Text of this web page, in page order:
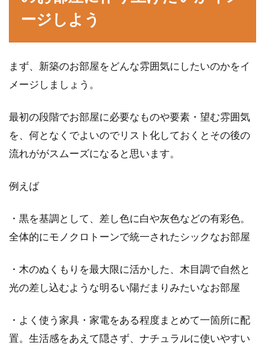
アパートの管理会社の調べ方には、
アパートを選ぶときに、どのような管理会社が
アパートにある洗濯機の防水パンの
も多いので、...
アパートの表札ってどうしてる？豆
知識や作り方をご紹介
アパートに既にお住まいの方や、これからアパ
ートに住もうとお考えの方のなかで、「表札」
ージしよう
まず、新築のお部屋をどんな雰囲気にしたいのかをイ
メージしましょう。
最初の段階でお部屋に必要なものや要素・望む雰囲気
を、何となくでよいのでリスト化しておくとその後の
流れががスムーズになると思います。
例えば
・黒を基調として、差し色に白や灰色などの有彩色。
全体的にモノクロトーンで統一されたシックなお部屋
・木のぬくもりを最大限に活かした、木目調で自然と
光の差し込むような明るい陽だまりみたいなお部屋
・よく使う家具・家電をある程度まとめて一箇所に配
置。生活感をあえて隠さず、ナチュラルに使いやすい